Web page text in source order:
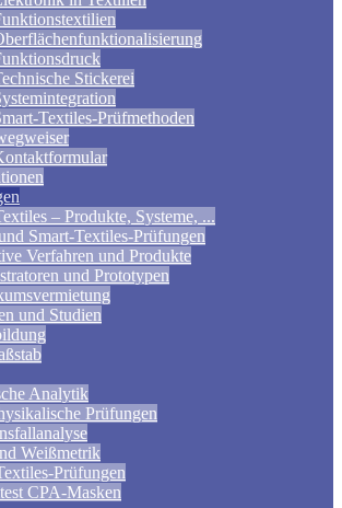
Stickerei
Textiles-Prüfmethoden
– Produkte, Systeme, ...
Smart-Textiles-Prüfungen
Verfahren und Produkte
und Prototypen
und Studien
Analytik
Prüfungen
Weißmetrik
Prüfungen
CPA-Masken